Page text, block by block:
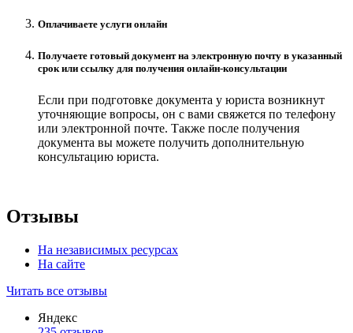
Оплачиваете услуги онлайн
Получаете готовый документ на электронную почту в указанный
срок или ссылку для получения онлайн-консультации
Если при подготовке документа у юриста возникнут
уточняющие вопросы, он с вами свяжется по телефону
или электронной почте. Также после получения
документа вы можете получить дополнительную
консультацию юриста.
Отзывы
На независимых ресурсах
На сайте
Читать все отзывы
Яндекс